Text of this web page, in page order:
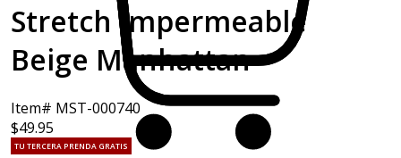
Stretch Impermeable
Beige Manhattan
Item# MST-000740
$49.95
TU TERCERA PRENDA GRATIS